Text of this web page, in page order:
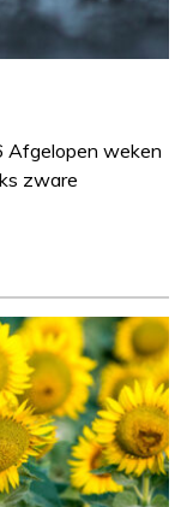
Afgelopen weken
zware